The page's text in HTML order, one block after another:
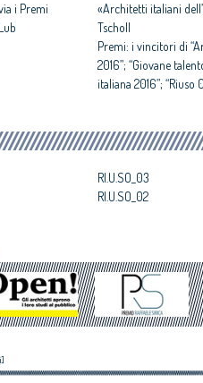
i Premi
«Architetti italiani
Tscholl
Premi: i vincitori di
2016”; “Giovane
italiana 2016”; “Riuso
RI.U.SO_03
RI.U.SO_02